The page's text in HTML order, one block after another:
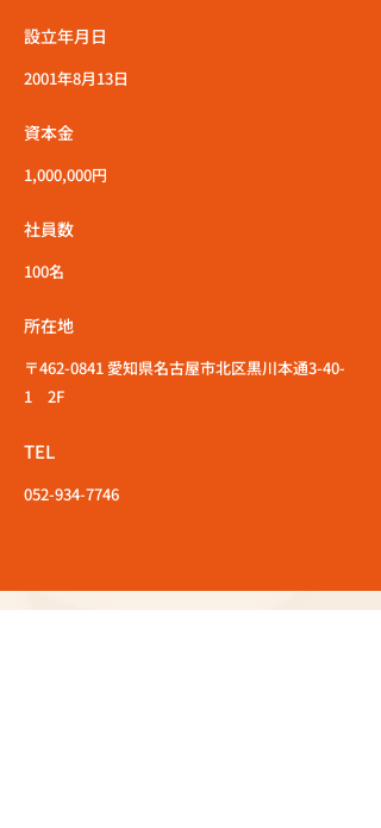
設立年月日
2001年8月13日
資本金
1,000,000円
社員数
100名
所在地
〒462-0841 愛知県名古屋市北区黒川本通3-40-
1 2F
TEL
052-934-7746